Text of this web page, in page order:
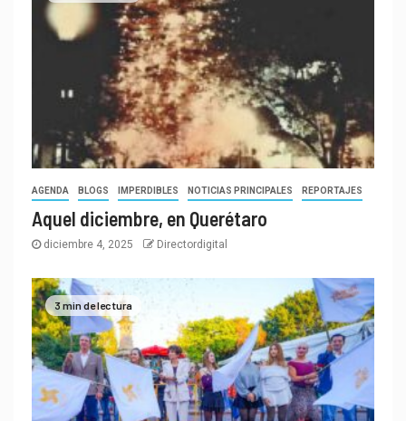
AGENDA BLOGS IMPERDIBLES NOTICIAS PRINCIPALES REPORTAJES
Aquel diciembre, en Querétaro
diciembre 4, 2025 Directordigital
3 min de lectura